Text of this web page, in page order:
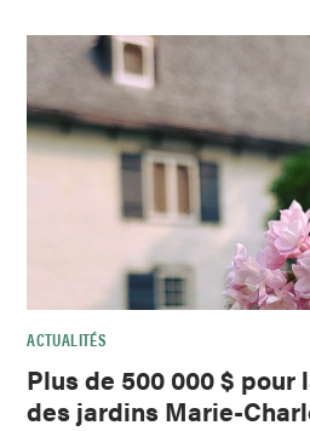
ACTUALITÉS
Plus de 500 000 $ pour
des jardins Marie-